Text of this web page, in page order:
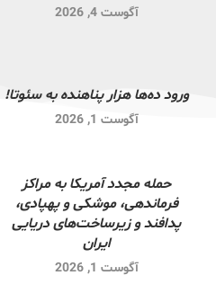
آگوست 4, 2026
ورود ده‌ها هزار پناهنده به سئوتا!
آگوست 1, 2026
حمله مجدد آمریکا به مراکز
فرماندهی، موشکی و پهپادی،
پدافند و زیرساخت‌های دریایی
ایران
آگوست 1, 2026